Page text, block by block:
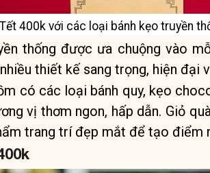
400k với các loại bánh kẹo truyền
thống được ưa chuộng vào
thiết kế sang trọng, hiện đại
có các loại bánh quy, kẹo
vị thơm ngon, hấp dẫn. Giỏ
trang trí đẹp mắt để tạo điểm